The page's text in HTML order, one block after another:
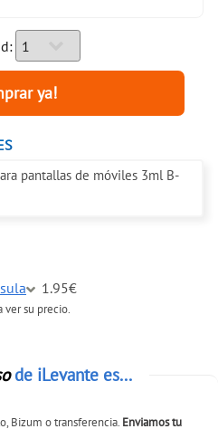
pantallas de móviles 3ml B-
1.95€
ver su precio.
de iLevante es...
Bizum o transferencia. Enviamos tu